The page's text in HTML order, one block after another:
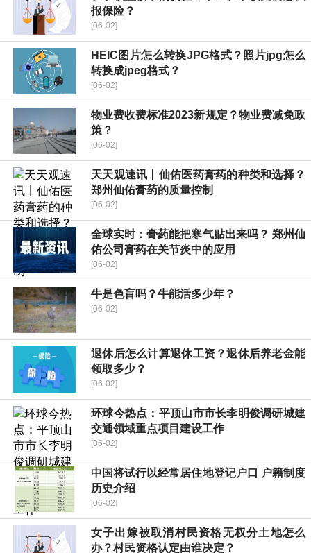
报保险？
[06-02]
HEIC图片怎么转换JPG格式？照片jpg怎么
转换成jpeg格式？
[06-02]
物业费收费标准2023新规定？物业费减免政
策？
[06-02]
天天观速讯丨仙佑医药膏药的种类和选择？
郑州仙佑膏药的质量控制
[06-02]
全球实时：膏药能把寒气贴出来吗？ 郑州仙
佑公司膏药在关节炎中的应用
[06-02]
牛是色盲吗？牛能活多少年？
[06-02]
退休后怎么计算退休工资？退休后养老金能
领取多少？
[06-02]
环球今热点：平顶山市市长李明俊调研城建
交通领域重点项目建设工作
[06-02]
中国将试行以经常居住地登记户口 户籍制度
历史介绍
[06-02]
女子出嫁被取消村民资格无权分土地怎么
办？村民资格认定由谁决定？